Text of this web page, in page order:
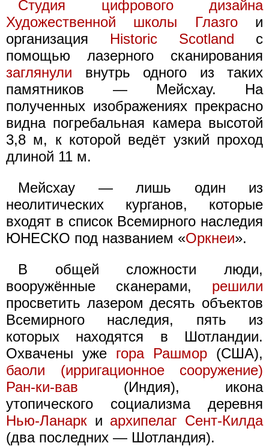
Студия цифрового дизайна
Художественной школы Глазгои
организация Historic Scotland с
помощью лазерного сканирования
заглянули внутрь одного из таких
памятников — Мейсхау. На
полученных изображениях прекрасно
видна погребальная камера высотой
3,8 м, к которой ведёт узкий проход
длиной 11 м.
Мейсхау — лишь один из
неолитических курганов, которые
входят в список Всемирного наследия
ЮНЕСКО под названием «Оркнеи».
В общей сложности люди,
вооружённые сканерами, решили
просветить лазером десять объектов
Всемирного наследия, пять из
которых находятся в Шотландии.
Охвачены уже гора Рашмор (США),
баоли (ирригационное сооружение)
Ран-ки-вав (Индия), икона
утопического социализма деревня
Нью-Ланарк и архипелаг Сент-Килда
(два последних — Шотландия).